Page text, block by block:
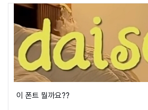
이 폰트 뭘까요??